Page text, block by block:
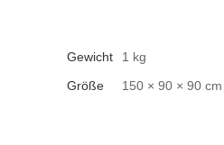
Gewicht
1 kg
Größe
150 × 90 × 90 cm